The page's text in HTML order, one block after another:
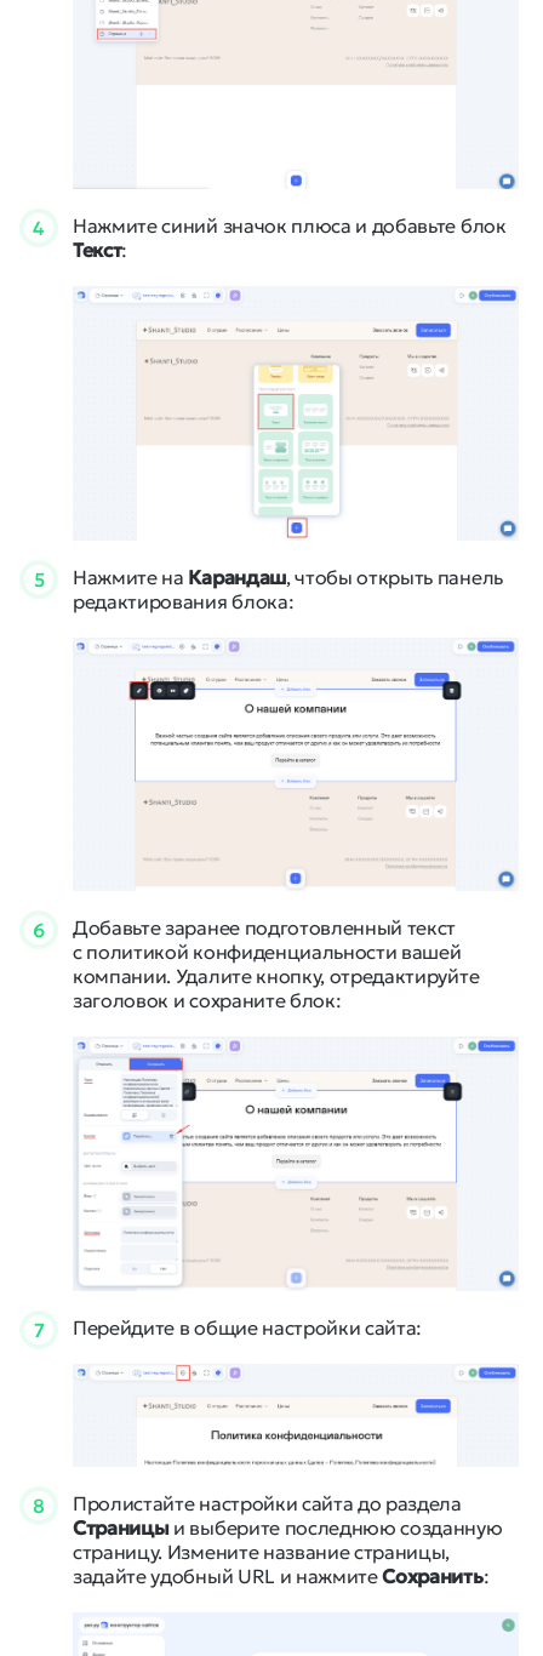
4
Нажмите синий значок плюса и добавьте блок
Текст:
5 Нажмите на Карандаш, чтобы открыть панель
редактирования блока:
6
Добавьте заранее подготовленный текст
с политикой конфиденциальности вашей
компании. Удалите кнопку, отредактируйте
заголовок и сохраните блок:
7 Перейдите в общие настройки сайта:
8
Пролистайте настройки сайта до раздела
Страницыи выберите последнюю созданную
страницу. Измените название страницы,
задайте удобный URL и нажмитеСохранить: